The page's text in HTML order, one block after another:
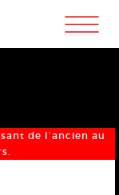
m
de l’ancien au